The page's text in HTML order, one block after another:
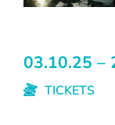
03.10.25 –
TICKETS